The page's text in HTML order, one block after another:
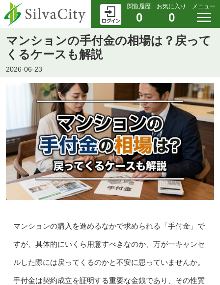
閲覧履歴
0
お気に入り
0
メニュー
マンションの手付金の相場は？戻って
くるケースも解説
2026-06-23
マンションの購入を進めるなかで求められる「手付金」で
すが、具体的にいくら用意すべきなのか、万が一キャンセ
ルした際には戻ってくるのかと不安に思っていませんか。
手付金は契約成立を証明する重要な金銭であり、その性質